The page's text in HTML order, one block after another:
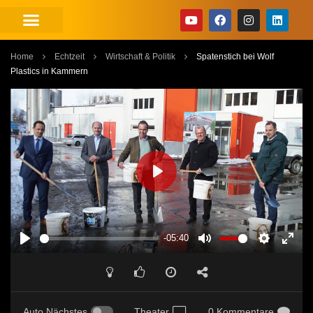
Home Echtzeit Wirtschaft & Politik
Spatenstich bei Wolf
Plastics in Kammern
-05:40
SETTINGS
PLAY